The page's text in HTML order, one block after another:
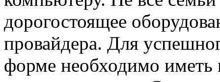
дорогостоящее
провайдера. Для
форме необходимо